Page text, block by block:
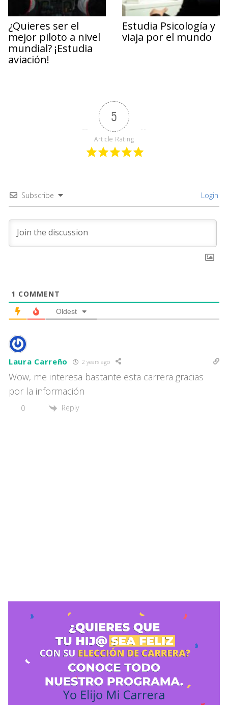
¿Quieres ser el
mejor piloto a nivel
mundial? ¡Estudia
aviación!
Estudia Psicología y
viaja por el mundo
5
Article Rating
Subscribe Login
1 COMMENT
Oldest
Laura Carreño 2 years ago
Wow, me interesa bastante esta carrera gracias
por la información
0 Reply